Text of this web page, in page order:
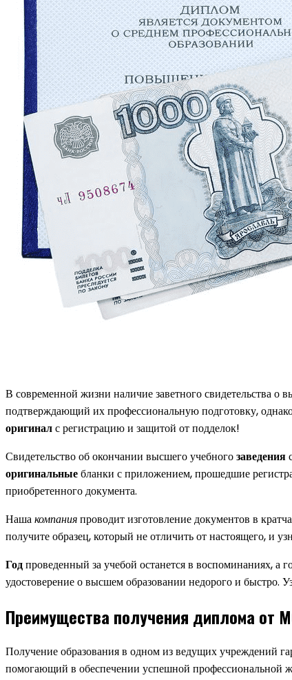
В современной жизни наличие заветного свидетельства
подтверждающий их профессиональную подготовку,
оригиналс регистрацию и защитой от подделок!
Свидетельство об окончании высшего учебногозаведения
оригинальныебланки с приложением, прошедшие
приобретенного документа.
Нашакомпанияпроводит изготовление документов в
получите образец, который не отличить от настоящего, и
Годпроведенный за учебой останется в воспоминаниях, а
удостоверение о высшем образовании недорого и быстро.
Преимущества получения диплома от
Получение образования в одном из ведущих учреждений
помогающий в обеспечении успешной профессиональной